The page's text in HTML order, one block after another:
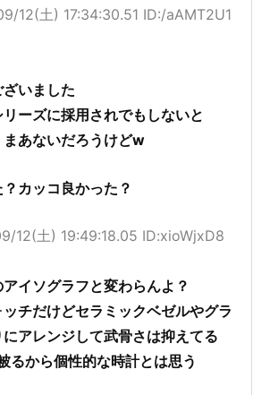
12(土) 17:34:30.51 ID:/aAMT2U1
いました
ーズに採用されでもしないと
あないだろうけどw
カッコ良かった？
12(土) 19:49:18.05 ID:xioWjxD8
イソグラフと変わらんよ？
チだけどセラミックベゼルやグラ
アレンジして武骨さは抑えてる
るから個性的な時計とは思う